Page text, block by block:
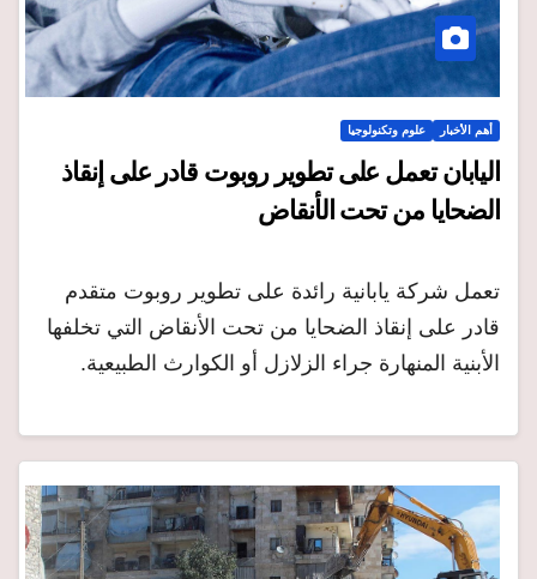
أهم الأخبار علوم وتكنولوجيا
اليابان تعمل على تطوير روبوت قادر على إنقاذ
الضحايا من تحت الأنقاض
تعمل شركة يابانية رائدة على تطوير روبوت متقدم
قادر على إنقاذ الضحايا من تحت الأنقاض التي تخلفها
الأبنية المنهارة جراء الزلازل أو الكوارث الطبيعية.